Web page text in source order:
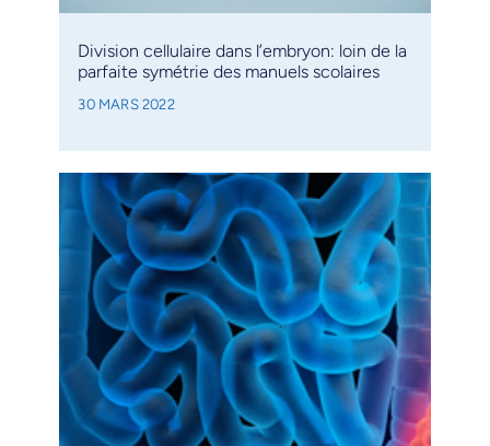
Division cellulaire dans l’embryon: loin de la
parfaite symétrie des manuels scolaires
30 MARS 2022